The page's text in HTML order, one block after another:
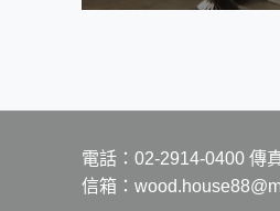
電話：02-2914-0400 傳
信箱：